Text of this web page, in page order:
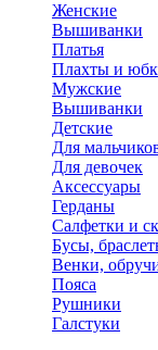
Женские
Вышиванки
Платья
Плахты и
Мужские
Вышиванки
Детские
Для
Для девочек
Аксессуары
Герданы
Салфетки и
Бусы,
Венки,
Пояса
Рушники
Галстуки